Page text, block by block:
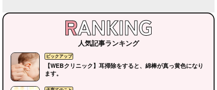
人気記事ランキング
【WEBクリニック】耳掃除をすると、綿棒が真っ黄色になり
ます。